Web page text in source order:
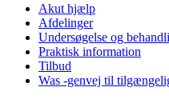
Akut hjælp
Afdelinger
Undersøgelse og
Praktisk information
Tilbud
Was -genvej til